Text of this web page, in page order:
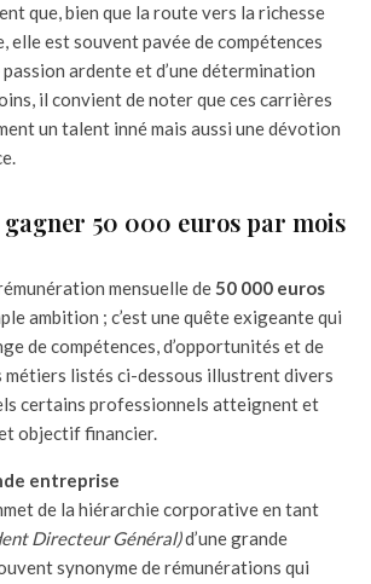
que, bien que la route vers la richesse
elle est souvent pavée de compétences
passion ardente et d’une détermination
il convient de noter que ces carrières
un talent inné mais aussi une dévotion
50 000 euros par mois
mensuelle de50 000 euros
ambition ; c’est une quête exigeante qui
de compétences, d’opportunités et de
métiers listés ci-dessous illustrent divers
certains professionnels atteignent et
objectif financier.
entreprise
de la hiérarchie corporative en tant
Directeur Général)d’une grande
synonyme de rémunérations qui